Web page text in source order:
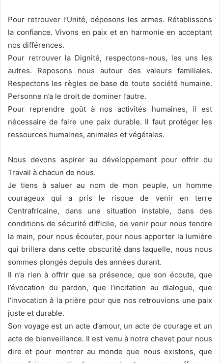
Pour retrouver l’Unité, déposons les armes. Rétablissons
la confiance. Vivons en paix et en harmonie en acceptant
nos différences.
Pour retrouver la Dignité, respectons-nous, les uns les
autres. Reposons nous autour des valeurs familiales.
Respectons les règles de base de toute société humaine.
Personne n’a le droit de dominer l’autre.
Pour reprendre goût à nos activités humaines, il est
nécessaire de faire une paix durable. Il faut protéger les
ressources humaines, animales et végétales.
Nous devons aspirer au développement pour offrir du
Travail à chacun de nous.
Je tiens à saluer au nom de mon peuple, un homme
courageux qui a pris le risque de venir en terre
Centrafricaine, dans une situation instable, dans des
conditions de sécurité difficile, de venir pour nous tendre
la main, pour nous écouter, pour nous apporter la lumière
qui brillera dans cette obscurité dans laquelle, nous nous
sommes plongés depuis des années durant.
Il n’a rien à offrir que sa présence, que son écoute, que
l’évocation du pardon, que l’incitation au dialogue, que
l’invocation à la prière pour que nos retrouvions une paix
juste et durable.
Son voyage est un acte d’amour, un acte de courage et un
acte de bienveillance. Il est venu à notre chevet pour nous
dire et pour montrer au monde que nous existons, que